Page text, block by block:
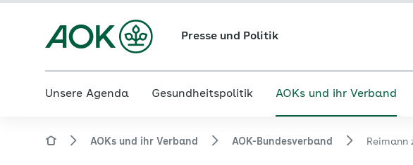
Presse und Politik
Unsere Agenda Gesundheitspolitik AOKs und ihr Verband
AOKs und ihr Verband AOK-Bundesverband Reimann